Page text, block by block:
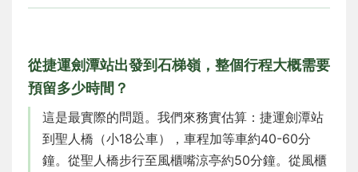
從捷運劍潭站出發到石梯嶺，整個行程大概需要
預留多少時間？
這是最實際的問題。我們來務實估算：捷運劍潭站
到聖人橋（小18公車），車程加等車約40-60分
鐘。從聖人橋步行至風櫃嘴涼亭約50分鐘。從風櫃